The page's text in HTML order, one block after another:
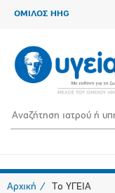
ΟΜΙΛΟΣ HHG
Αρχική Το ΥΓΕΙΑ